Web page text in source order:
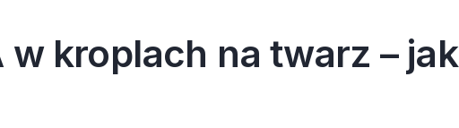
w kroplach na twarz – jak